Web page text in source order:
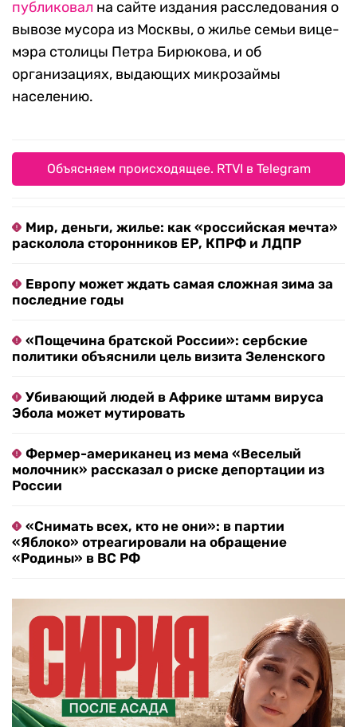
публиковал на сайте издания расследования о
вывозе мусора из Москвы, о жилье семьи вице-
мэра столицы Петра Бирюкова, и об
организациях, выдающих микрозаймы
населению.
Объясняем происходящее. RTVI в Telegram
Мир, деньги, жилье: как «российская мечта»
расколола сторонников ЕР, КПРФ и ЛДПР
Европу может ждать самая сложная зима за
последние годы
«Пощечина братской России»: сербские
политики объяснили цель визита Зеленского
Убивающий людей в Африке штамм вируса
Эбола может мутировать
Фермер-американец из мема «Веселый
молочник» рассказал о риске депортации из
России
«Снимать всех, кто не они»: в партии
«Яблоко» отреагировали на обращение
«Родины» в ВС РФ